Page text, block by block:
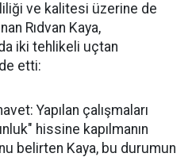
ve kalitesi üzerine de
Rıdvan Kaya,
iki tehlikeli uçtan
etti:
Yapılan çalışmaları
hissine kapılmanın
belirten Kaya, bu durumun